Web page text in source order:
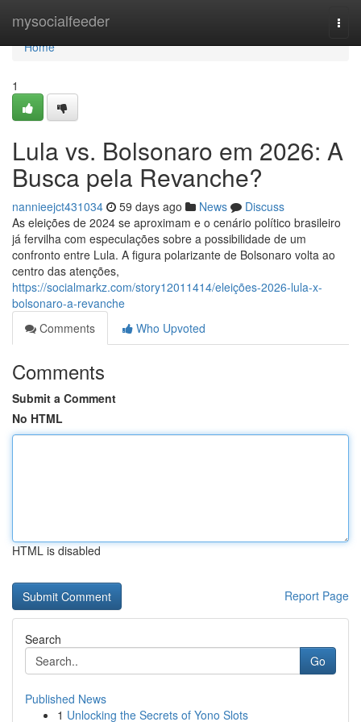
mysocialfeeder
Home
Home
1
Lula vs. Bolsonaro em 2026: A
Busca pela Revanche?
nannieejct431034 59 days ago News
Discuss
As eleições de 2024 se aproximam e o cenário político brasileiro
já fervilha com especulações sobre a possibilidade de um
confronto entre Lula. A figura polarizante de Bolsonaro volta ao
centro das atenções,
https://socialmarkz.com/story12011414/eleições-2026-lula-x-
bolsonaro-a-revanche
Comments
Who Upvoted
Comments
Submit a Comment
No HTML
HTML is disabled
Report Page
Search
Go
Published News
1 Unlocking the Secrets of Yono Slots